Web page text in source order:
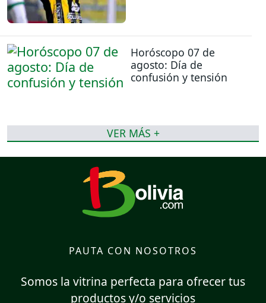
Horóscopo 07 de
agosto: Día de
confusión y tensión
VER MÁS +
PAUTA CON NOSOTROS
Somos la vitrina perfecta para ofrecer tus
productos y/o servicios